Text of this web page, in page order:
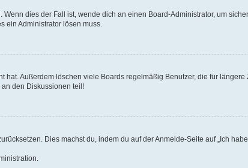
dies der Fall ist, wende dich an einen Board-Administrator, um
ein Administrator lösen muss.
Außerdem löschen viele Boards regelmäßig Benutzer, die für längere
den Diskussionen teil!
Dies machst du, indem du auf der Anmelde-Seite auf „Ich